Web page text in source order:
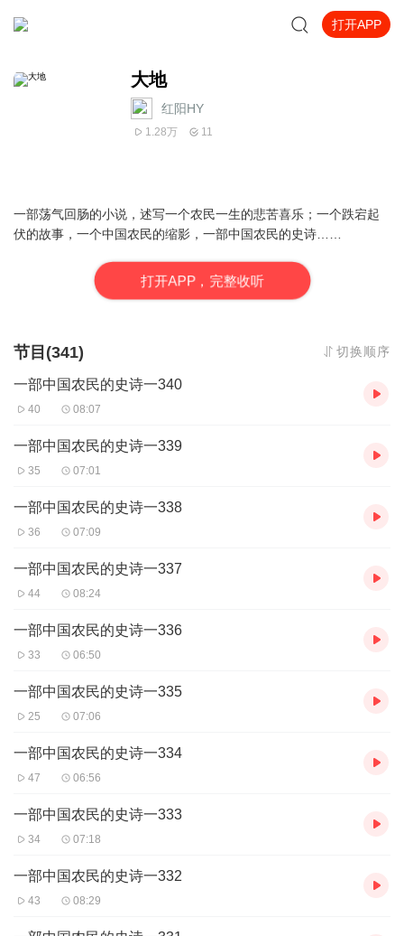
打开APP
大地
红阳HY
1.28万 11
一部荡气回肠的小说，述写一个农民一生的悲苦喜乐；一个跌宕起
伏的故事，一个中国农民的缩影，一部中国农民的史诗……
打开APP，完整收听
节目(341) 切换顺序
一部中国农民的史诗一340
40 08:07
一部中国农民的史诗一339
35 07:01
一部中国农民的史诗一338
36 07:09
一部中国农民的史诗一337
44 08:24
一部中国农民的史诗一336
33 06:50
一部中国农民的史诗一335
25 07:06
一部中国农民的史诗一334
47 06:56
一部中国农民的史诗一333
34 07:18
一部中国农民的史诗一332
43 08:29